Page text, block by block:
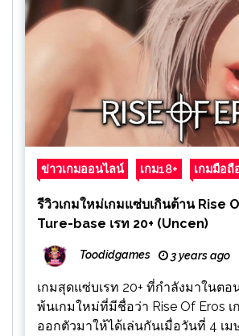
ข่าวเกมออนไลน์ เกม18+ เกมมือถื
รีวิวเกมใหม่เกมแซ่บเกินต้าน Rise
Ture-base เรท 20+ (Uncen)
Toodidgames 3 years ago
เกมสุดแซ่บเรท 20+ ที่กำลังมาในต
พ้นเกมใหม่ที่มีชื่อว่า Rise Of Eros เ
ออกตัวมาให้ได้เล่นกันเมื่อวันที่ 4 เ